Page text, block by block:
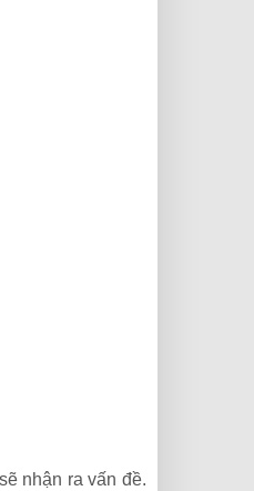
nhận ra vấn đề.